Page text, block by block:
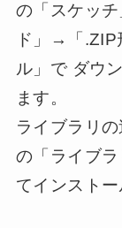
の「スケッ
ド」→「.ZIP
ル」で ダウ
ます。
ライブラリ
の「ライブ
てインストー